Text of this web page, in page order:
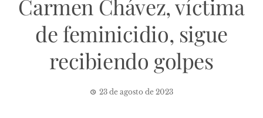
Carmen Chávez, víctima
de feminicidio, sigue
recibiendo golpes
23 de agosto de 2023